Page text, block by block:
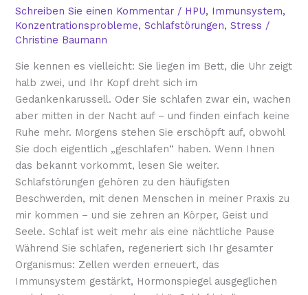
Schreiben Sie einen Kommentar / HPU, Immunsystem,
Konzentrationsprobleme,Schlafstörungen,Stress /
Christine Baumann
Sie kennen es vielleicht: Sie liegen im Bett, die Uhr zeigt
halb zwei, und Ihr Kopf dreht sich im
Gedankenkarussell. Oder Sie schlafen zwar ein, wachen
aber mitten in der Nacht auf – und finden einfach keine
Ruhe mehr. Morgens stehen Sie erschöpft auf, obwohl
Sie doch eigentlich „geschlafen“ haben. Wenn Ihnen
das bekannt vorkommt, lesen Sie weiter.
Schlafstörungen gehören zu den häufigsten
Beschwerden, mit denen Menschen in meiner Praxis zu
mir kommen – und sie zehren an Körper, Geist und
Seele. Schlaf ist weit mehr als eine nächtliche Pause
Während Sie schlafen, regeneriert sich Ihr gesamter
Organismus: Zellen werden erneuert, das
Immunsystem gestärkt, Hormonspiegel ausgeglichen
will
Ihr
Ihnen
etwas
sagen!